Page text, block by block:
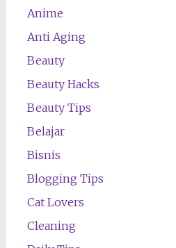
Anime
Anti Aging
Beauty
Beauty Hacks
Beauty Tips
Belajar
Bisnis
Blogging Tips
Cat Lovers
Cleaning